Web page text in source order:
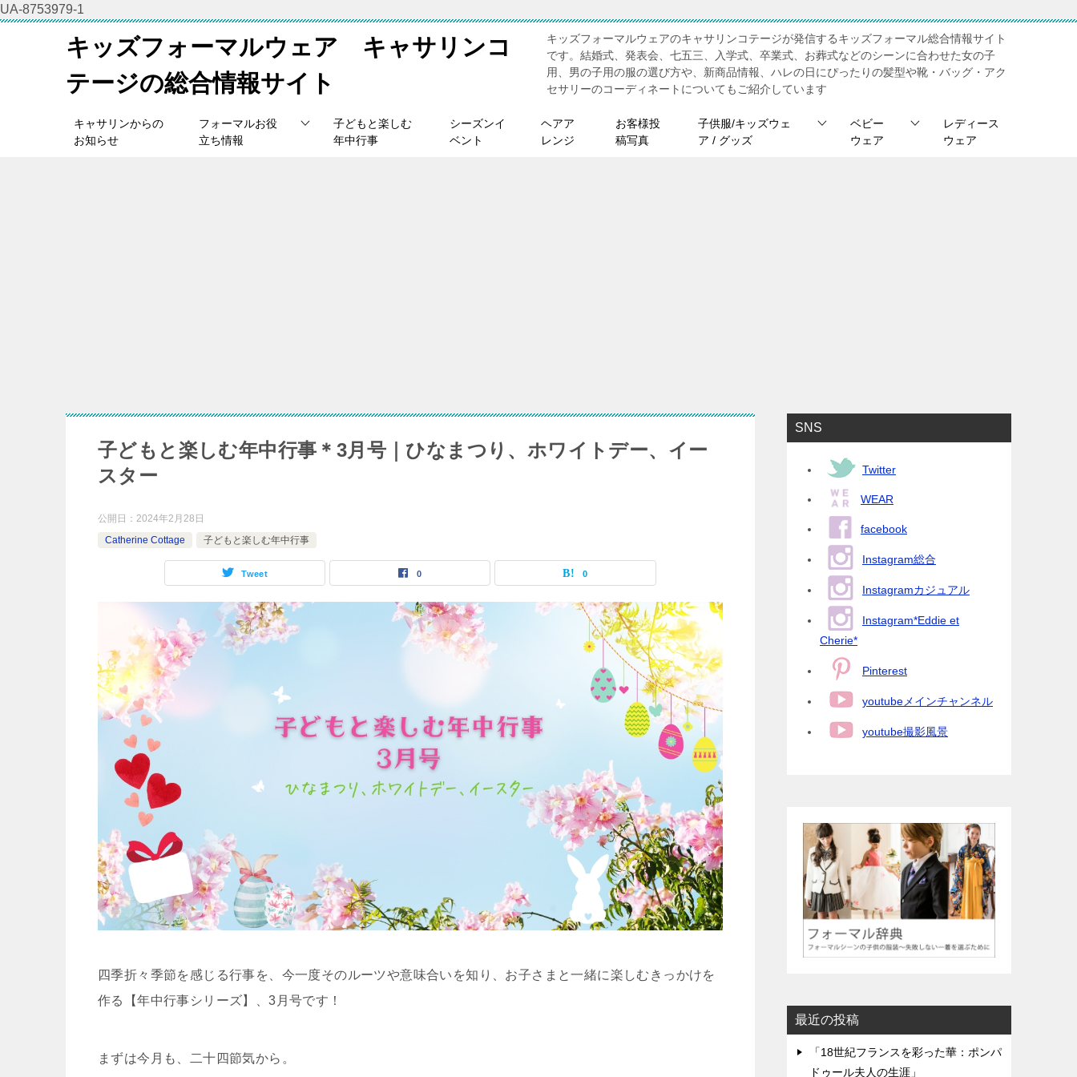
UA-8753979-1
キッズフォーマルウェア キャサリンコ
テージの総合情報サイト
キッズフォーマルウェアのキャサリンコテージが発信するキッズフォーマル総合情報サイト
です。結婚式、発表会、七五三、入学式、卒業式、お葬式などのシーンに合わせた女の子
用、男の子用の服の選び方や、新商品情報、ハレの日にぴったりの髪型や靴・バッグ・アク
セサリーのコーディネートについてもご紹介しています
キャサリンからの
お知らせ
フォーマルお役
立ち情報
子どもと楽しむ
年中行事
シーズンイ
ベント
ヘアア
レンジ
お客様投
稿写真
子供服/キッズウェ
ア / グッズ
ベビー
ウェア
レディース
ウェア
子どもと楽しむ年中行事＊3月号｜ひなまつり、ホワイトデー、イー
スター
公開日： 2024年2月28日
Catherine Cottage
子どもと楽しむ年中行事
Tweet 0 0
四季折々季節を感じる行事を、今一度そのルーツや意味合いを知り、お子さまと一緒に楽しむきっかけを
作る【年中行事シリーズ】、3月号です！
まずは今月も、二十四節気から。
SNS
Twitter
WEAR
facebook
Instagram総合
Instagramカジュアル
Instagram*Eddie et
Cherie*
Pinterest
youtubeメインチャンネル
youtube撮影風景
最近の投稿
「18世紀フランスを彩った華：ポンパ
ドゥール夫人の生涯」